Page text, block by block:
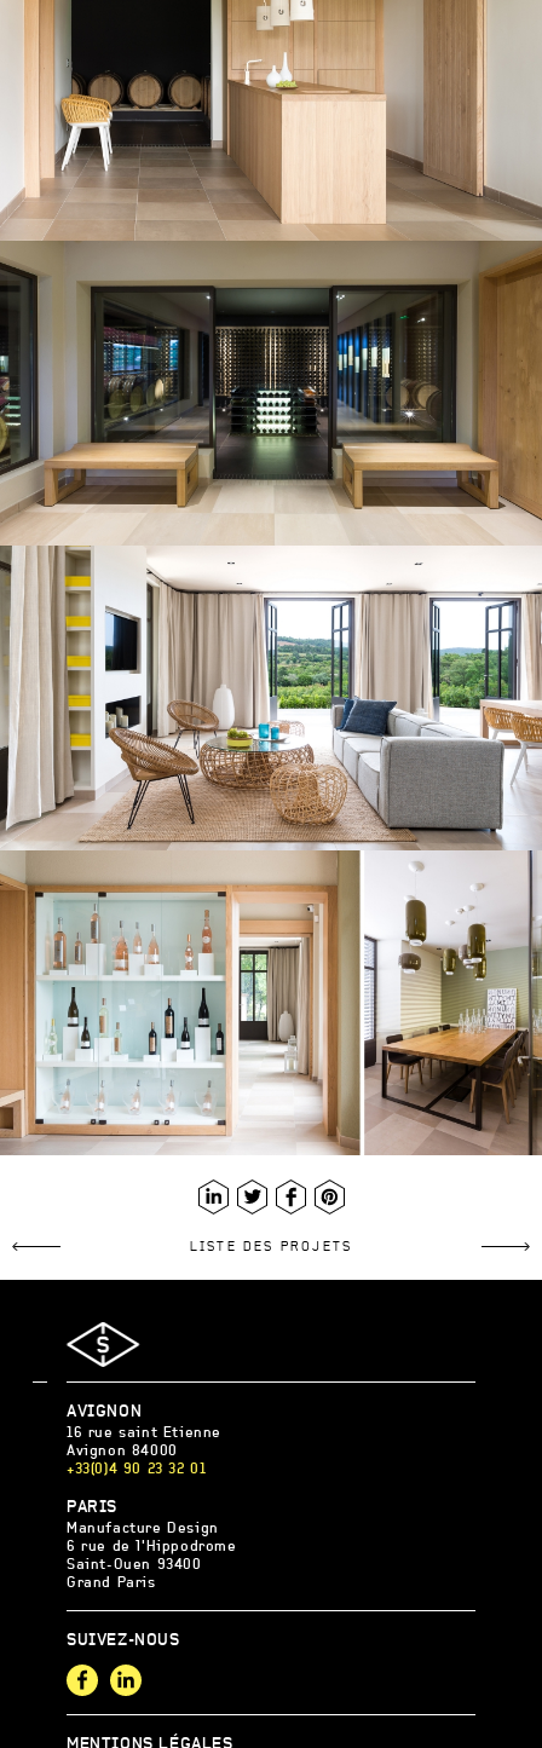
LISTE DES PROJETS
AGENCE
S
AVIGNON
16 rue saint Etienne
Avignon 84000
+33(0)4 90 23 32 01
AGENCE
S
PARIS
Manufacture Design
6 rue de l'Hippodrome
Saint-Ouen 93400
Grand Paris
SUIVEZ-NOUS
MENTIONS LÉGALES